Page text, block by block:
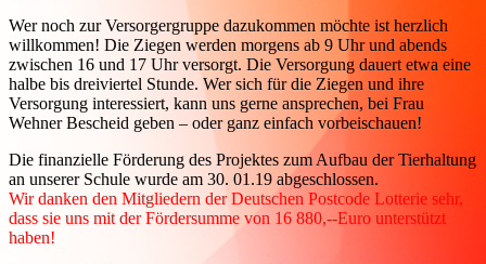
Wer noch zur Versorgergruppe dazukommen möchte ist herzlich
willkommen! Die Ziegen werden morgens ab 9 Uhr und abends
zwischen 16 und 17 Uhr versorgt. Die Versorgung dauert etwa eine
halbe bis dreiviertel Stunde. Wer sich für die Ziegen und ihre
Versorgung interessiert, kann uns gerne ansprechen, bei Frau
Wehner Bescheid geben – oder ganz einfach vorbeischauen!
Die finanzielle Förderung des Projektes zum Aufbau der Tierhaltung
an unserer Schule wurde am 30. 01.19 abgeschlossen.
Wir danken den Mitgliedern der Deutschen Postcode Lotterie sehr,
dass sie uns mit der Fördersumme von 16 880,--Euro unterstützt
haben!